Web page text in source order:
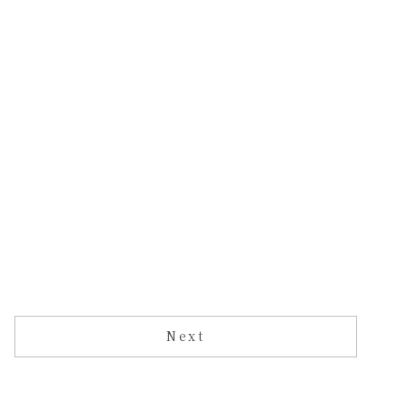
Next